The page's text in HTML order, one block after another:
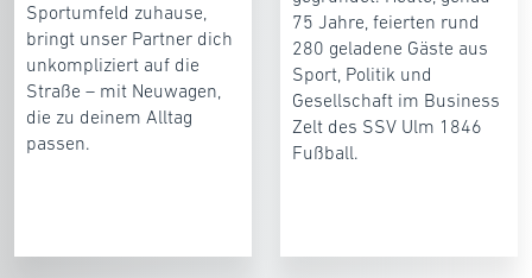
Sportumfeld zuhause,
bringt unser Partner dich
unkompliziert auf die
Straße – mit Neuwagen,
die zu deinem Alltag
passen.
75 Jahre, feierten rund
280 geladene Gäste aus
Sport, Politik und
Gesellschaft im Business
Zelt des SSV Ulm 1846
Fußball.